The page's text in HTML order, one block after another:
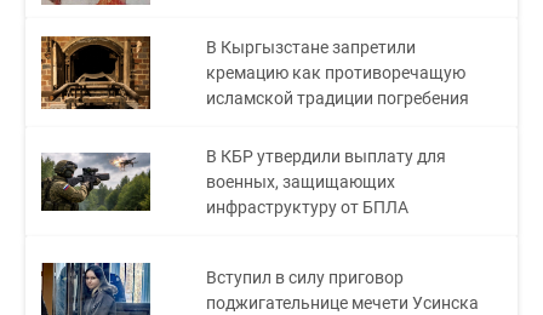
В Кыргызстане запретили
кремацию как противоречащую
исламской традиции погребения
В КБР утвердили выплату для
военных, защищающих
инфраструктуру от БПЛА
Вступил в силу приговор
поджигательнице мечети Усинска